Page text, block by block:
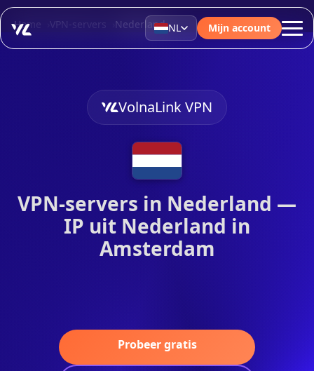
NL Mijn account
Home VPN-servers Nederland
VolnaLink VPN
VPN-servers in Nederland —
IP uit Nederland in
Amsterdam
Probeer gratis